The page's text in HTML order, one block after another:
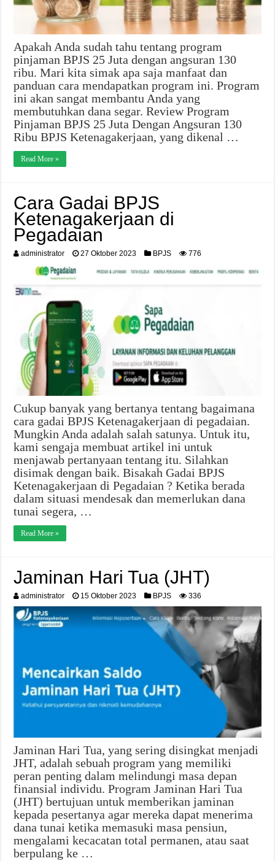
Apakah Anda sudah tahu tentang program
pinjaman BPJS 25 Juta dengan angsuran 130
ribu. Mari kita simak apa saja manfaat dan
panduan cara mendapatkan program ini. Program
ini akan sangat membantu Anda yang
membutuhkan dana segar. Review Program
Pinjaman BPJS 25 Juta Dengan Angsuran 130
Ribu BPJS Ketenagakerjaan, yang dikenal …
Read More »
Cara Gadai BPJS
Ketenagakerjaan di
Pegadaian
administrator 27 Oktober 2023 BPJS 776
Cukup banyak yang bertanya tentang bagaimana
cara gadai BPJS Ketenagakerjaan di pegadaian.
Mungkin Anda adalah salah satunya. Untuk itu,
kami sengaja membuat artikel ini untuk
menjawab pertanyaan tentang itu. Silahkan
disimak dengan baik. Bisakah Gadai BPJS
Ketenagakerjaan di Pegadaian ? Ketika berada
dalam situasi mendesak dan memerlukan dana
tunai segera, …
Read More »
Jaminan Hari Tua (JHT)
administrator 15 Oktober 2023 BPJS 336
Jaminan Hari Tua, yang sering disingkat menjadi
JHT, adalah sebuah program yang memiliki
peran penting dalam melindungi masa depan
finansial individu. Program Jaminan Hari Tua
(JHT) bertujuan untuk memberikan jaminan
kepada pesertanya agar mereka dapat menerima
dana tunai ketika memasuki masa pensiun,
mengalami kecacatan total permanen, atau saat
berpulang ke …